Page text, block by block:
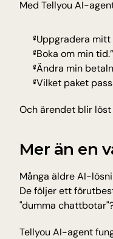
Med Tellyou AI-
“Uppgradera mitt
“Boka om min tid.”
“Ändra min
“Vilket paket
Och ärendet blir
Mer än en
Många äldre AI-
De följer ett
"dumma
Tellyou AI-agent